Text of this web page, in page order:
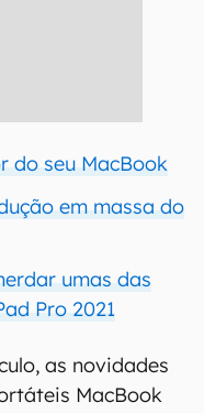
do seu MacBook
em massa do
umas das
Pro 2021
as novidades
MacBook